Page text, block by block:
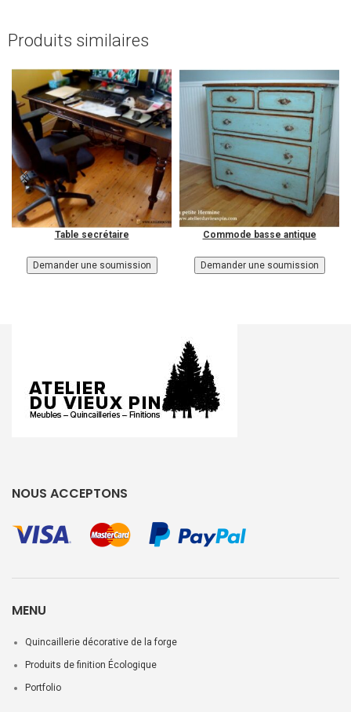
Produits similaires
Table secrétaire Commode basse antique
NOUS ACCEPTONS
MENU
Quincaillerie décorative de la forge
Produits de finition Écologique
Portfolio